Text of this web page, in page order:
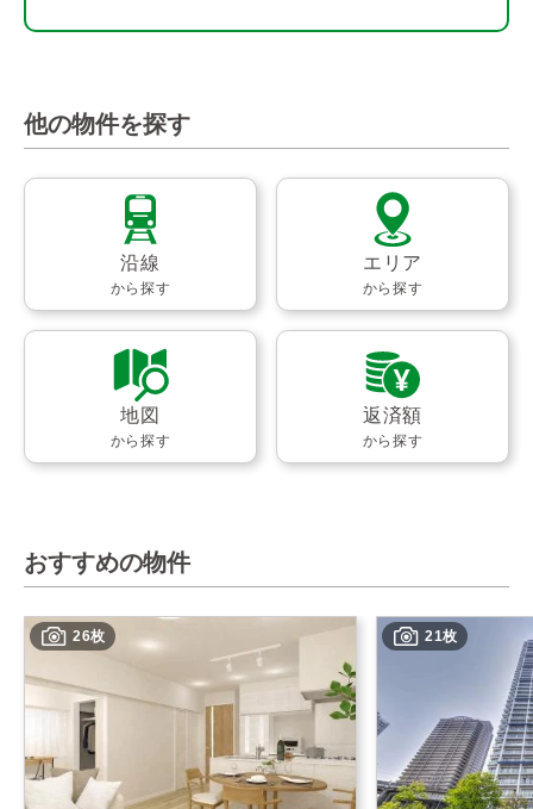
他の物件を探す
沿線
から探す
エリア
から探す
地図
から探す
返済額
から探す
おすすめの物件
26枚 21枚